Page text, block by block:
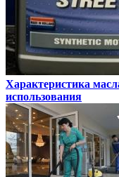
Характеристика
использования